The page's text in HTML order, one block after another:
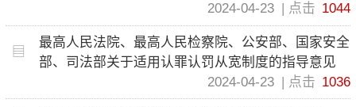
2024-04-23
点击 1044
最高人民法院、最高人民检察院、公安部、国家安全
部、司法部关于适用认罪认罚从宽制度的指导意见
2024-04-23
点击 1036